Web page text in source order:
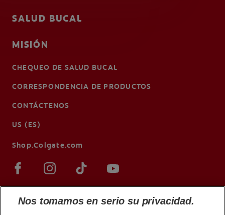
SALUD BUCAL
MISIÓN
CHEQUEO DE SALUD BUCAL
CORRESPONDENCIA DE PRODUCTOS
CONTÁCTENOS
US (ES)
Shop.Colgate.com
Nos tomamos en serio su privacidad.